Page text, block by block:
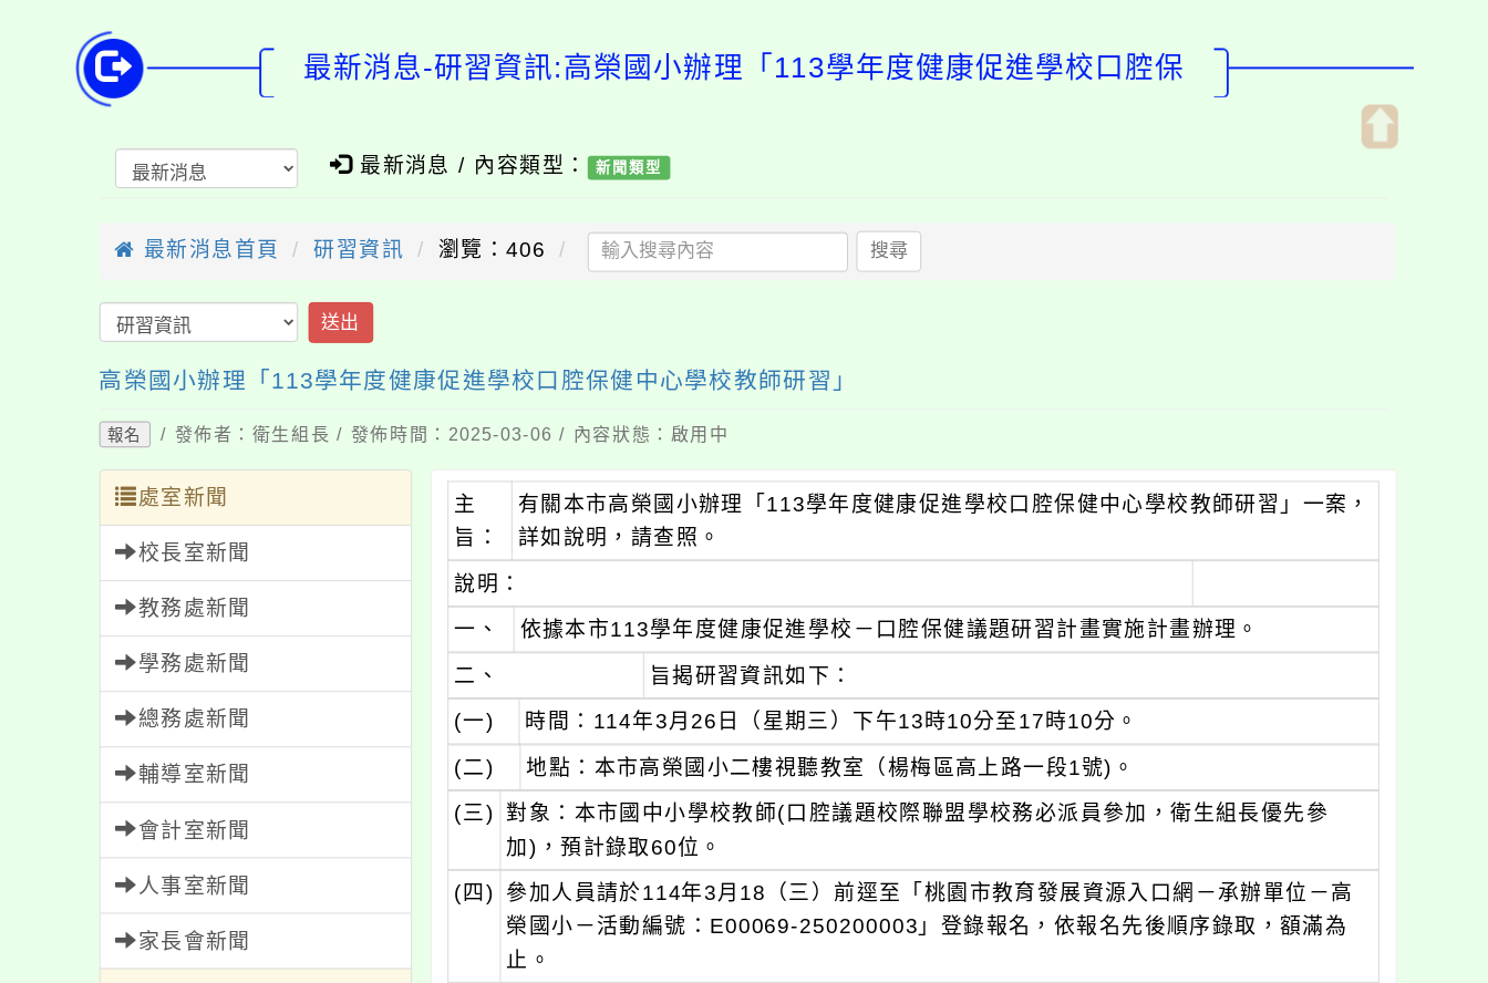
最新消息-研習資訊:高榮國小辦理「113學年度健康促進學校­­口腔保
最新消息 / 內容類型： 新聞類型
最新消息首頁 研習資訊 瀏覽：406 搜尋
送出
高榮國小辦理「113學年度健康促進學校­­口腔保健中心學校教師研習」
報名 / 發佈者：衛生組長 / 發佈時間：2025-03-06 / 內容狀態：啟用中
處室新聞
校長室新聞
教務處新聞
學務處新聞
總務處新聞
輔導室新聞
會計室新聞
人事室新聞
家長會新聞
主
旨：
有關本市高榮國小辦理「113學年度健康促進學校­­口腔保健中心學校教師研習」一案，
詳如說明，請查照。
說明：
一、
依據本市113學年度健康促進學校－口腔保健議題研習計畫實施計畫辦理。
二、
旨揭研習資訊如下：
(一) 時間：114年3月26日（星期三）下午13時10分至17時10分。
(二)
地點：本市高榮國小二樓視聽教室（楊梅區高上路一段1號)。
(三) 對象：本市國中小學校教師(口腔議題校際聯盟學校務必派員參加，衛生組長優先參
加)，預計錄取60位。
(四)
參加人員請於114年3月18（三）前逕至「桃園市教育發展資源入口網－承辦單位－高
榮國小－活動編號：E00069-250200003」登錄報名，依報名先後順序錄取，額滿為
止。